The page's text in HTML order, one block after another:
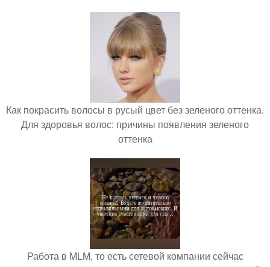
Как покрасить волосы в русый цвет без зеленого оттенка.
Для здоровья волос: причины появления зеленого
оттенка
Работа в MLM, то есть сетевой компании сейчас